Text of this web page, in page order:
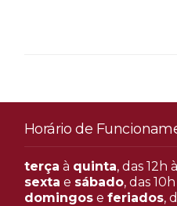
Horário de
terça à quinta, das 12h
sexta e sábado, das
domingose feriados,